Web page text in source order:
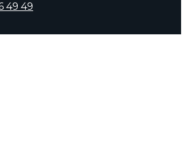
49 49